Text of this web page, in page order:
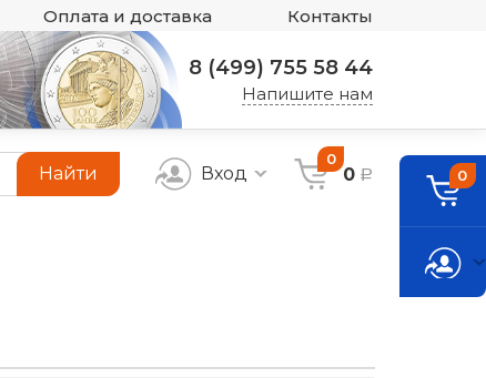
Оплата и доставка Контакты
8 (499) 755 58 44
Напишите нам
Найти Вход
0
0 a 0